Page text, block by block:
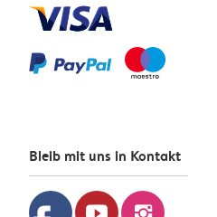
Bleib mit uns in Kontakt